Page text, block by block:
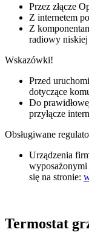
Przez złącze
Z internetem
Z
radiowy
Wskazówki!
Przed
dotyczące
Do
przyłącze
Obsługiwane
Urządzenia
się na stronie:
Termostat